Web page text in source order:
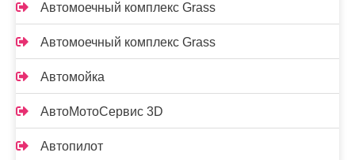
Автомоечный комплекс Grass
Автомоечный комплекс Grass
Автомойка
АвтоМотоСервис 3D
Автопилот